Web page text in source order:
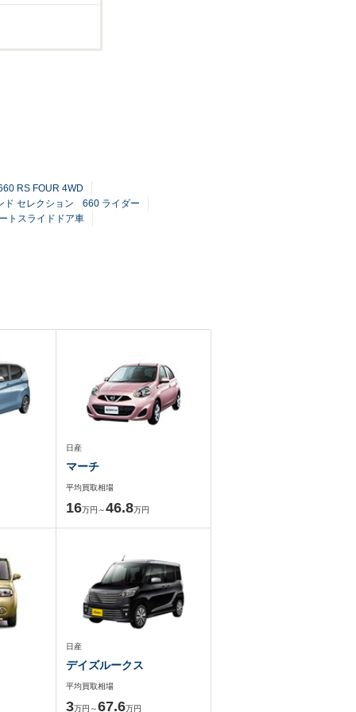
RS FOUR 4WD
ド セレクション
660 ライダー
トスライドドア車
日産
マーチ
平均買取相場
16万円～46.8万円
日産
デイズルークス
平均買取相場
3万円～67.6万円